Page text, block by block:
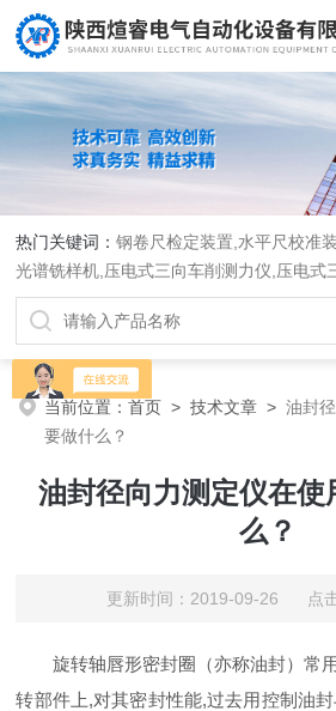
热门关键词：钢卷尺检定装置,水平尺校准
光谱铣样机,压电式三向车削测力仪,压电式
当前位置：首页 >技术文章 >油封
要做什么？
油封径向力测定仪在使
么？
更新时间：2019-09-26 点
旋转轴唇形密封圈（亦称油封）常
转部件上,对其密封性能,过去用控制油